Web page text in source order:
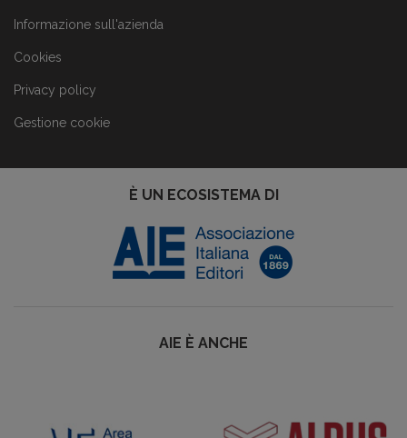
Informazione sull'azienda
Cookies
Privacy policy
Gestione cookie
È UN ECOSISTEMA DI
AIE È ANCHE